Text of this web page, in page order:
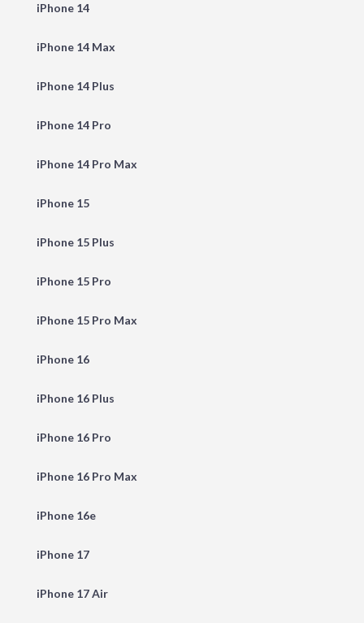
iPhone 14
iPhone 14 Max
iPhone 14 Plus
iPhone 14 Pro
iPhone 14 Pro Max
iPhone 15
iPhone 15 Plus
iPhone 15 Pro
iPhone 15 Pro Max
iPhone 16
iPhone 16 Plus
iPhone 16 Pro
iPhone 16 Pro Max
iPhone 16e
iPhone 17
iPhone 17 Air